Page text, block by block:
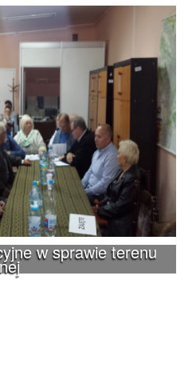
w sprawie terenu